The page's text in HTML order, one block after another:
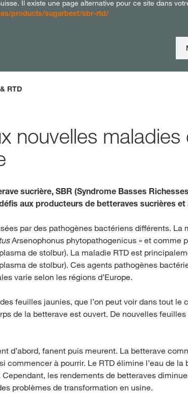
Il existe une page alternative pour ce site dans
products/sugarbeet/sbr-rtd/
RTD
nouvelles
sucrière, SBR (Syndrome Basses
aux producteurs de betteraves sucrières et
par des pathogènes bactériens différents.
Arsenophonus phytopathogenicus » et comme
de stolbur). La maladie RTD est
de stolbur). Ces agents pathogènes
varie selon les régions d’Europe.
feuilles jaunies, que l’on peut voir dans tout
de la betterave est ouvert. De nouvelles
d’abord, fanent puis meurent. La betterave
commencer à pourrir. Le RTD élimine l’eau de
les rendements de betteraves
problèmes de transformation en usine.